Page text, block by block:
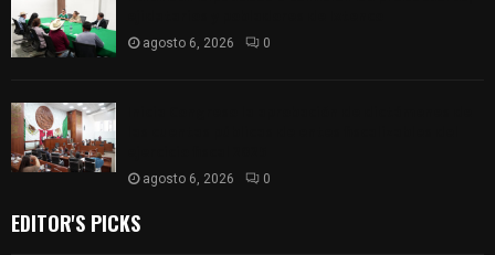
agosto 6, 2026 0
agosto 6, 2026 0
EDITOR'S PICKS